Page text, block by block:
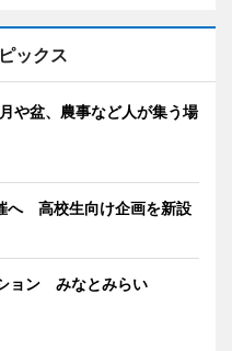
ックス
や盆、農事など人が集う場
へ 高校生向け企画を新設
ョン みなとみらい